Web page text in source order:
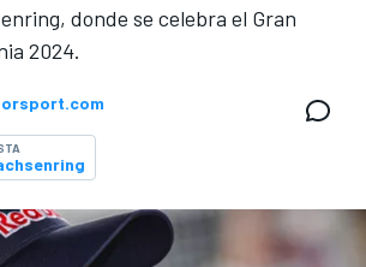
donde se celebra el Gran
2024.